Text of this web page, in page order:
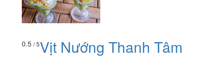
0.5 / 5Vịt Nướng Thanh Tâm